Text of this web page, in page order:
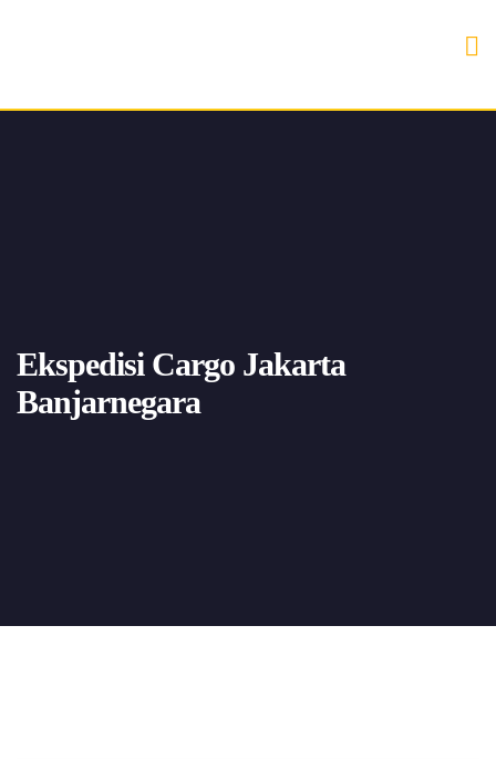
Ekspedisi Cargo Jakarta
Banjarnegara